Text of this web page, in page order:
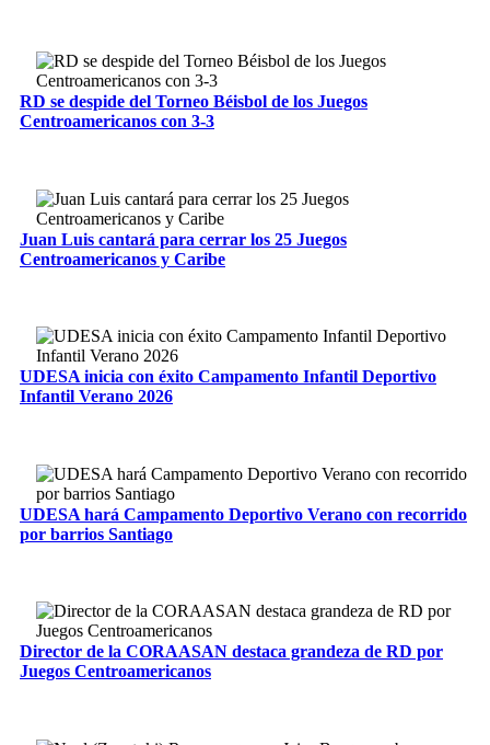
RD se despide del Torneo Béisbol de los Juegos
Centroamericanos con 3-3
Juan Luis cantará para cerrar los 25 Juegos
Centroamericanos y Caribe
UDESA inicia con éxito Campamento Infantil Deportivo
Infantil Verano 2026
UDESA hará Campamento Deportivo Verano con recorrido
por barrios Santiago
Director de la CORAASAN destaca grandeza de RD por
Juegos Centroamericanos